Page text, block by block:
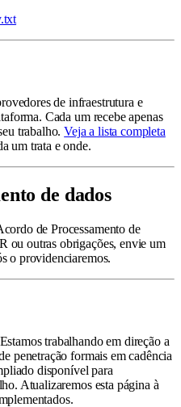
de infraestrutura e
Cada um recebe apenas
trabalho. Veja a lista completa
um trata e onde.
de dados
de Processamento de
ou outras obrigações, envie um
o providenciaremos.
trabalhando em direção a
penetração formais em cadência
disponível para
Atualizaremos esta página à